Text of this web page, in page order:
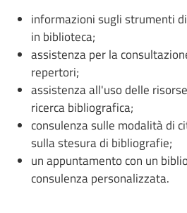
informazioni sugli strumenti
in biblioteca;
assistenza per la
repertori;
assistenza all'uso delle
ricerca bibliografica;
consulenza sulle modalità di
sulla stesura di bibliografie;
un appuntamento con un
consulenza personalizzata.